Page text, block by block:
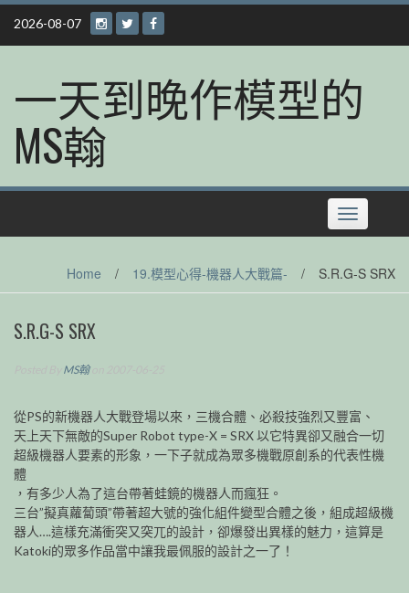
Skip
content
2026-08-07
一天到晚作模型的
MS翰
Toggle
navigation
Home / 19.模型心得-機器人大戰篇- / S.R.G-S SRX
S.R.G-S SRX
MS翰on 2007-06-25
從PS的新機器人大戰登場以來，三機合體、必殺技強烈又豐富、
天上天下無敵的Super Robot type-X = SRX 以它特異卻又融合一切
超級機器人要素的形象，一下子就成為眾多機戰原創系的代表性機
體
，有多少人為了這台帶著蛙鏡的機器人而瘋狂。
三台”擬真蘿蔔頭”帶著超大號的強化組件變型合體之後，組成超級機
器人….這樣充滿衝突又突兀的設計，卻爆發出異樣的魅力，這算是
Katoki的眾多作品當中讓我最佩服的設計之一了！